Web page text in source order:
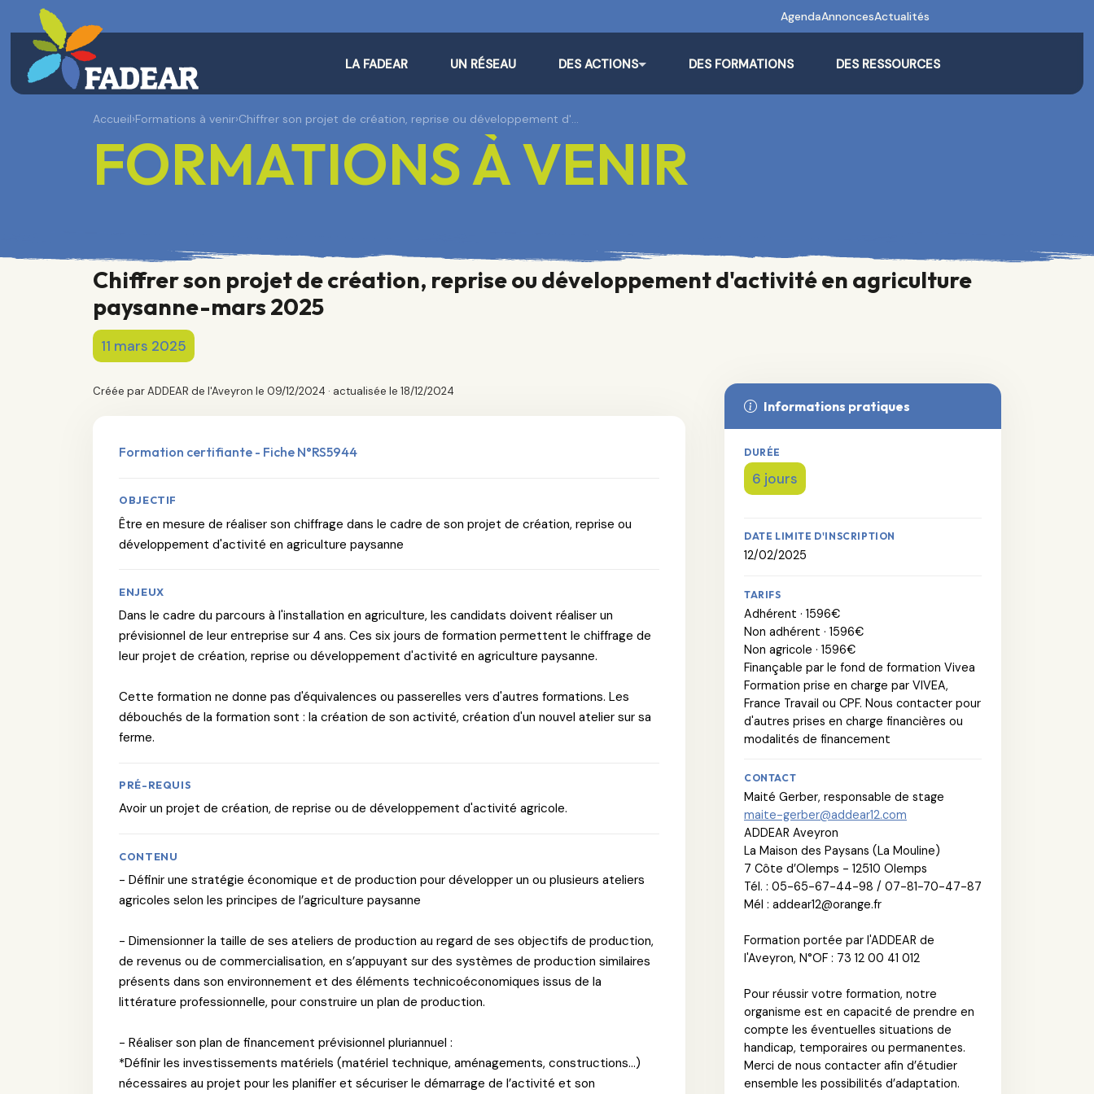
AgendaAnnoncesActualités
LA FADEAR UN RÉSEAU DES ACTIONS DES FORMATIONS DES RESSOURCES
Accueil›Formations à venir›Chiffrer son projet de création, reprise ou développement d'…
FORMATIONS À VENIR
Chiffrer son projet de création, reprise ou développement d'activité en agriculture
paysanne-mars 2025
11 mars 2025
Créée par ADDEAR de l'Aveyron le 09/12/2024 · actualisée le 18/12/2024
Formation certifiante - Fiche N°RS5944
OBJECTIF
Être en mesure de réaliser son chiffrage dans le cadre de son projet de création, reprise ou
développement d'activité en agriculture paysanne
ENJEUX
Dans le cadre du parcours à l'installation en agriculture, les candidats doivent réaliser un
prévisionnel de leur entreprise sur 4 ans. Ces six jours de formation permettent le chiffrage de
leur projet de création, reprise ou développement d'activité en agriculture paysanne.
Cette formation ne donne pas d'équivalences ou passerelles vers d'autres formations. Les
débouchés de la formation sont : la création de son activité, création d'un nouvel atelier sur sa
ferme.
PRÉ-REQUIS
Avoir un projet de création, de reprise ou de développement d'activité agricole.
CONTENU
- Définir une stratégie économique et de production pour développer un ou plusieurs ateliers
agricoles selon les principes de l’agriculture paysanne
- Dimensionner la taille de ses ateliers de production au regard de ses objectifs de production,
de revenus ou de commercialisation, en s’appuyant sur des systèmes de production similaires
présents dans son environnement et des éléments technicoéconomiques issus de la
littérature professionnelle, pour construire un plan de production.
- Réaliser son plan de financement prévisionnel pluriannuel :
*Définir les investissements matériels (matériel technique, aménagements, constructions…)
nécessaires au projet pour les planifier et sécuriser le démarrage de l’activité et son
Informations pratiques
DURÉE
6 jours
DATE LIMITE D'INSCRIPTION
12/02/2025
TARIFS
Adhérent · 1596€
Non adhérent · 1596€
Non agricole · 1596€
Finançable par le fond de formation Vivea
Formation prise en charge par VIVEA,
France Travail ou CPF. Nous contacter pour
d'autres prises en charge financières ou
modalités de financement
CONTACT
Maité Gerber, responsable de stage
maite-gerber@addear12.com
ADDEAR Aveyron
La Maison des Paysans (La Mouline)
7 Côte d’Olemps - 12510 Olemps
Tél. : 05-65-67-44-98 / 07-81-70-47-87
Mél : addear12@orange.fr
Formation portée par l'ADDEAR de
l'Aveyron, N°OF : 73 12 00 41 012
Pour réussir votre formation, notre
organisme est en capacité de prendre en
compte les éventuelles situations de
handicap, temporaires ou permanentes.
Merci de nous contacter afin d’étudier
ensemble les possibilités d’adaptation.